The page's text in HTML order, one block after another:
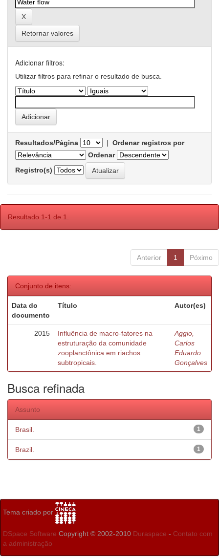
Retornar valores
Adicionar filtros:
Utilizar filtros para refinar o resultado de busca.
Resultados/Página | Ordenar registros por
Ordenar
Registro(s)
Resultado 1-1 de 1.
Anterior 1 Póximo
Conjunto de itens:
Data do
documento
Título Autor(es)
2015
Influência de macro-fatores na
estruturação da comunidade
zooplanctônica em riachos
subtropicais.
Aggio,
Carlos
Eduardo
Gonçalves
Busca refinada
Assunto
1
Brasil.
1
Brazil.
Tema criado por
DSpace Software Copyright © 2002-2010 Duraspace - Contato com
a administração